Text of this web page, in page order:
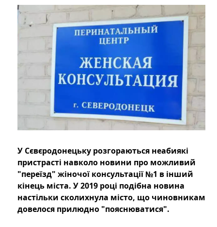
У Сєвєродонецьку розгораються неабиякі
пристрасті навколо новини про можливий
"переїзд" жіночої консультації №1 в інший
кінець міста. У 2019 році подібна новина
настільки сколихнула місто, що чиновникам
довелося прилюдно "пояснюватися".